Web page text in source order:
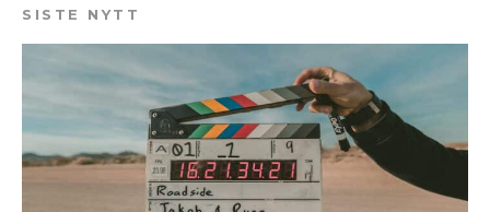
SISTE NYTT